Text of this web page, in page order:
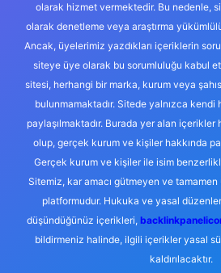
olarak hizmet vermektedir. Bu nedenle,
olarak denetleme veya araştırma
Ancak, üyelerimiz yazdıkları içeriklerin
siteye üye olarak bu sorumluluğu kabul
sitesi, herhangi bir marka, kurum veya
bulunmamaktadır. Sitede yalnızca kendi
paylaşılmaktadır. Burada yer alan içerikler
olup, gerçek kurum ve kişiler hakkında
Gerçek kurum ve kişiler ile isim
Sitemiz, kar amacı gütmeyen ve
platformudur. Hukuka ve yasal
düşündüğünüz içerikleri,
bildirmeniz halinde, ilgili içerikler yasal
kaldırılacaktır.